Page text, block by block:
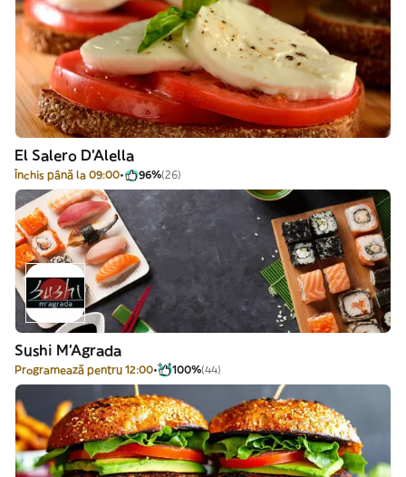
El Salero D'Alella
Închis până la 09:00 96%(26)
Sushi M'Agrada
Programează pentru 12:00 100%(44)